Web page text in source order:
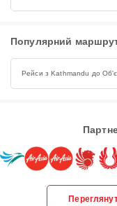
Популярний
Рейси з Kathmandu до